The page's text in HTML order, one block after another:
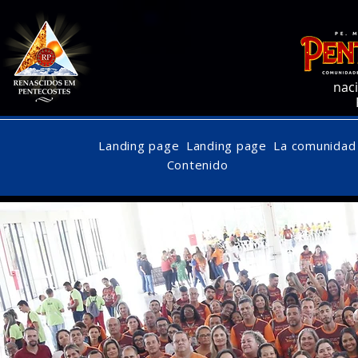
Landing page Landing page La comunidad
Contenido